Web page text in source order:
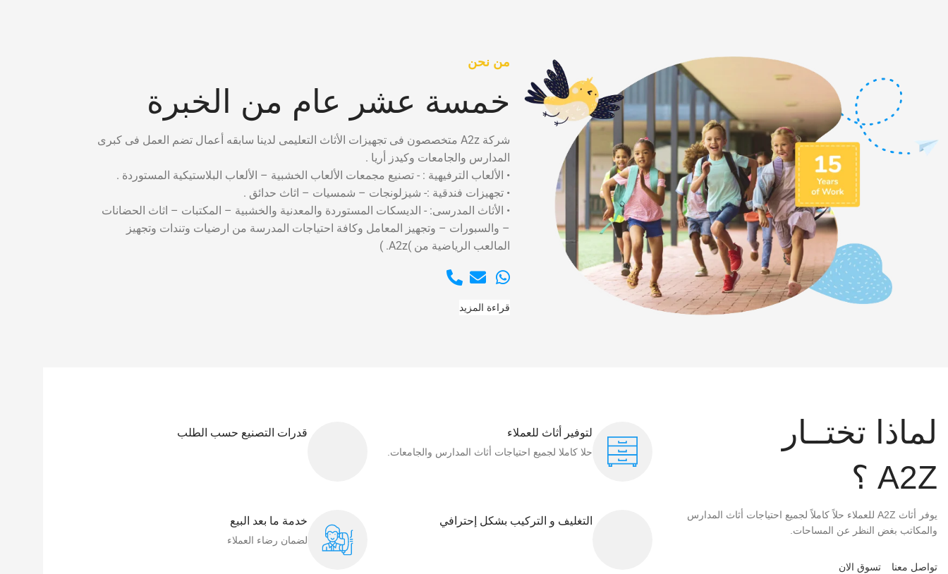
من نحن
خمسة عشر عام من الخبرة
شركة A2z متخصصون فى تجهيزات الأثاث التعليمى لدينا سابقه أعمال تضم العمل فى كبرى
المدارس والجامعات وكيدز أريا .
• الألعاب الترفيهية : - تصنيع مجمعات الألعاب الخشبية – الألعاب البلاستيكية المستوردة .
• تجهيزات فندقية :- شيزلونجات – شمسيات – اثاث حدائق .
• الأثاث المدرسى: - الديسكات المستوردة والمعدنية والخشبية – المكتبات – اثاث الحضانات
– والسبورات – وتجهيز المعامل وكافة احتياجات المدرسة من ارضيات وتندات وتجهيز
المالعب الرياضية من )A2z. )
قراءة المزيد
لماذا تختــار
A2Z ؟
يوفر أثاث A2Z للعملاء حلاً كاملاً لجميع احتياجات أثاث المدارس
والمكاتب بغض النظر عن المساحات.
تواصل معنا تسوق الان
لتوفير أثاث للعملاء
حلا كاملا لجميع احتياجات أثاث المدارس والجامعات.
التغليف و التركيب بشكل إحترافي
قدرات التصنيع حسب الطلب
خدمة ما بعد البيع
لضمان رضاء العملاء​